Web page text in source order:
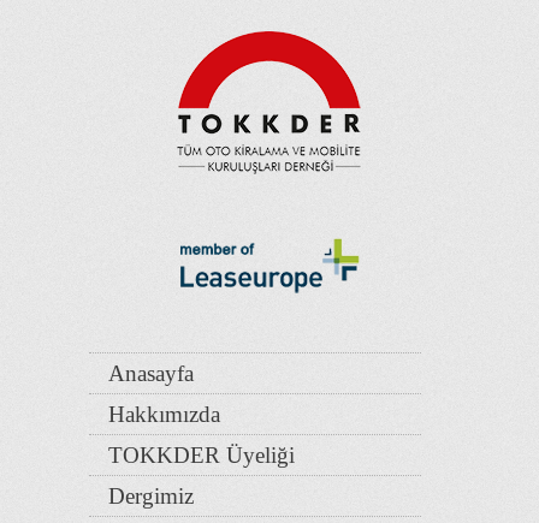
Anasayfa
Hakkımızda
TOKKDER Üyeliği
Dergimiz